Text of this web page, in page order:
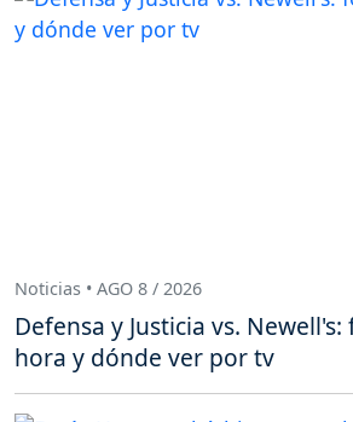
Noticias • AGO 8 / 2026
Defensa y Justicia vs.
hora y dónde ver por tv